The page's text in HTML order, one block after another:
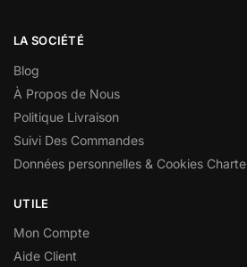
LA SOCIÉTÉ
Blog
À Propos de Nous
Politique Livraison
Suivi Des Commandes
Données personnelles & Cookies Charte
UTILE
Mon Compte
Aide Client